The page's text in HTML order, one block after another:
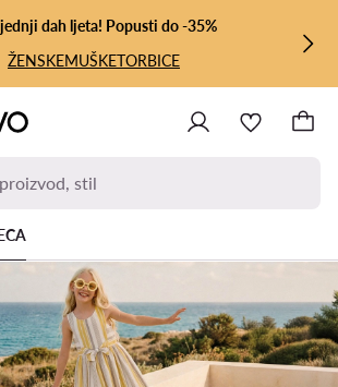
SADRŽAJ
dah ljeta! Popusti do -35%
ŽENSKEMUŠKETORBICE
stil